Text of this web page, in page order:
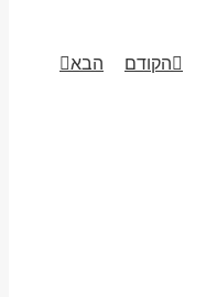
הקודם הבא